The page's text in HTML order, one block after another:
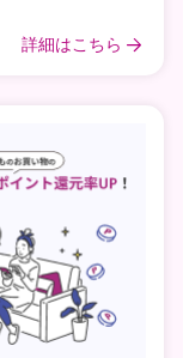
詳細はこちら